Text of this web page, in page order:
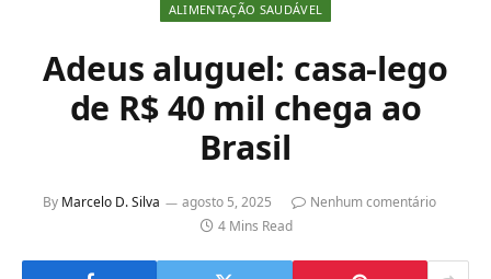
ALIMENTAÇÃO SAUDÁVEL
Adeus aluguel: casa-lego
de R$ 40 mil chega ao
Brasil
By Marcelo D. Silva agosto 5, 2025
Nenhum comentário
4 Mins Read